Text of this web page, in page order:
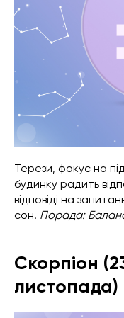
Терези, фокус на
будинку радить
відповіді на
сон. Порада:
Скорпіон
листопада)